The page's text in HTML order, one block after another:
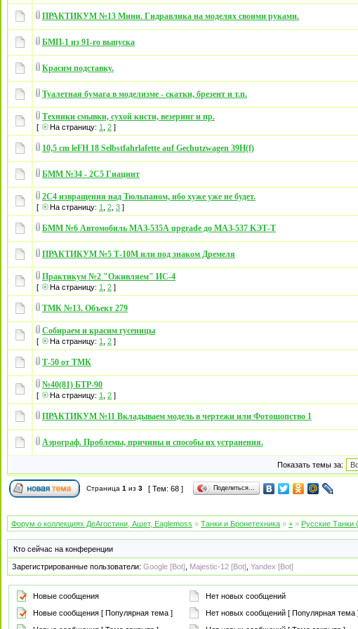
ПРАКТИКУМ №13 Мини. Гидравлика на моделях своими руками.
БМП-1 из 91-го выпуска
Красим подставку.
Туалетная бумага в моделизме - скатки, брезент и т.п.
Техники смывки, сухой кисти, везеринг и пр.
[ На страницу: 1 2 ]
10,5 cm leFH 18 Selbstfahrlafette auf Gechutzwagen 39H(f)
БММ №34 - 2С5 Гиацинт
2С4 извращения над Тюльпаном, ибо хуже уже не будет.
[ На страницу: 1 2 3 ]
БММ №6 Автомобиль МАЗ-535А upgrade до МАЗ-537 KЭТ-Т
ПРАКТИКУМ №5 Т-10М или под знаком Дремеля
Практикум №2 "Оживляем" ИС-4
[ На страницу: 1 2 ]
ТМК №13. Объект 279
Собираем и красим гусеницы
[ На страницу: 1 2 ]
Т-50 от ТМК
№40(81) БТР-90
[ На страницу: 1 2 ]
ПРАКТИКУМ №11 Вкладываем модель в чертежи или Фотошопство 1
Аэрограф. Проблемы, причины и способы их устранения.
Показать темы за:
Страница 1 из 3 [ Тем: 68 ] Поделиться…
Форум о коллекциях ДеАгостини, Ашет, Eaglemoss » Танки и Бронетехника » + » Русские Танки
Кто сейчас на конференции
Зарегистрированные пользователи: Google [Bot] Majestic-12 [Bot] Yandex [Bot]
Новые сообщения Нет новых сообщений
Новые сообщения [ Популярная тема ]
Нет новых сообщений [ Популярная тема